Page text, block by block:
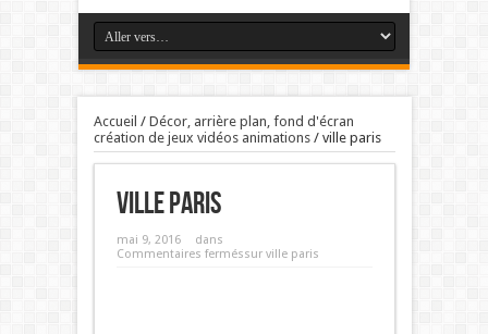
Accueil / Décor, arrière plan, fond d'écran
création de jeux vidéos animations/ ville paris
ville paris
mai 9, 2016
dans
Commentaires ferméssur ville paris